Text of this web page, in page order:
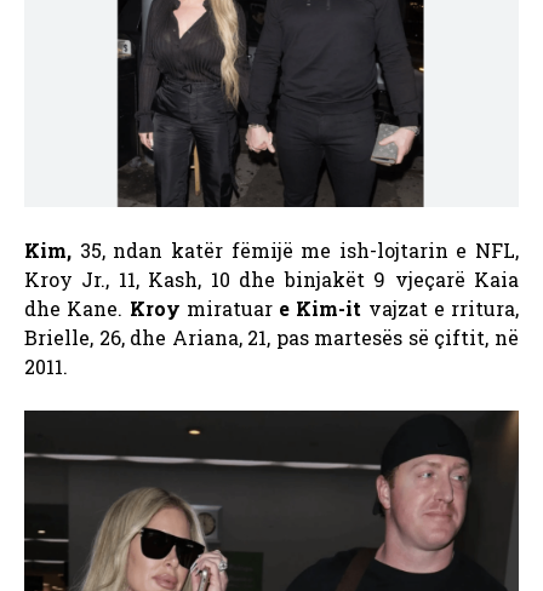
Kim, 35, ndan katër fëmijë me ish-lojtarin e NFL,
Kroy Jr., 11, Kash, 10 dhe binjakët 9 vjeçarë Kaia
dhe Kane. Kroy miratuar e Kim-it vajzat e rritura,
Brielle, 26, dhe Ariana, 21, pas martesës së çiftit, në
2011.